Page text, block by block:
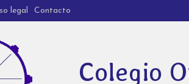
legal Contacto
Colegio